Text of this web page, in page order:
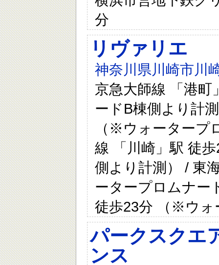
分
リヴァリエ
神奈川県川崎市川
京急大師線 「港
ードB棟側より計
（※ウォータープ
線 「川崎」駅 徒
側より計測） / 東
ータープロムナー
徒歩23分 （※ウォ
パークスクエ
ンス